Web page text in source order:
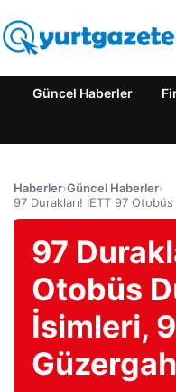
Güncel Haberler
Haberler›Güncel Haberler›
97 Durakları! İETT 97
97
Otobüs
İsimleri,